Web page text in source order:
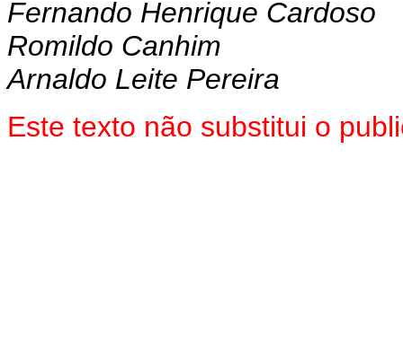
Fernando Henrique Cardoso
Romildo Canhim
Arnaldo Leite Pereira
Este texto não substitui o